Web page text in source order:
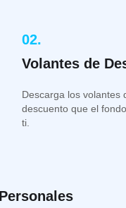
02.
Volantes de
Descarga los volantes
descuento que el
ti.